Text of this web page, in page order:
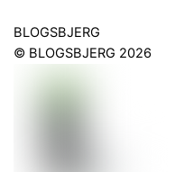
Back
To
BLOGSBJERG
© BLOGSBJERG 2026